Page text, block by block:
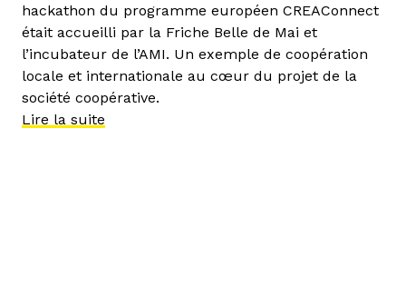
hackathon du programme européen CREAConnect
était accueilli par la Friche Belle de Mai et
l’incubateur de l’AMI. Un exemple de coopération
locale et internationale au cœur du projet de la
société coopérative.
Lire la suite